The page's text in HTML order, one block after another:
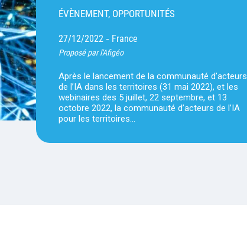
ÉVÈNEMENT, OPPORTUNITÉS
27/12/2022 - France
Proposé par l'Afigéo
Après le lancement de la communauté d’acteurs
de l’IA dans les territoires (31 mai 2022), et les
webinaires des 5 juillet, 22 septembre, et 13
octobre 2022, la communauté d’acteurs de l’IA
pour les territoires…